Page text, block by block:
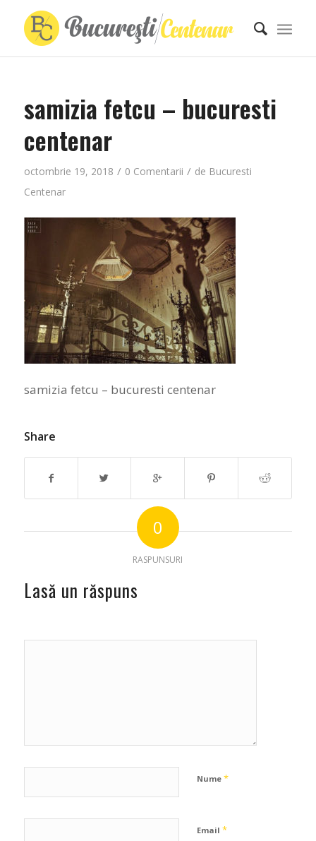
samizia fetcu – bucuresti
centenar
octombrie 19, 2018 / 0 Comentarii / de Bucuresti
Centenar
samizia fetcu – bucuresti centenar
Share
0
RASPUNSURI
Lasă un răspuns
Nume *
Email *